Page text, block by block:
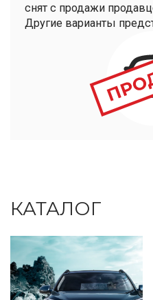
снят с продажи
Другие варианты
КАТАЛОГ